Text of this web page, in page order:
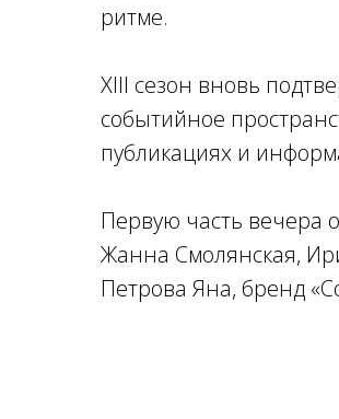
ритме.
XIII сезон вновь
событийное
публикациях и
Первую часть вечера
Жанна Смолянская,
Петрова Яна, бренд